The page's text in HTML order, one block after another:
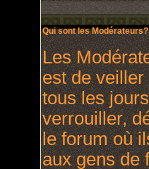
Qui sont les Modérateurs?
Les
est de
tous les
verrouiller,
le forum où
aux gens de